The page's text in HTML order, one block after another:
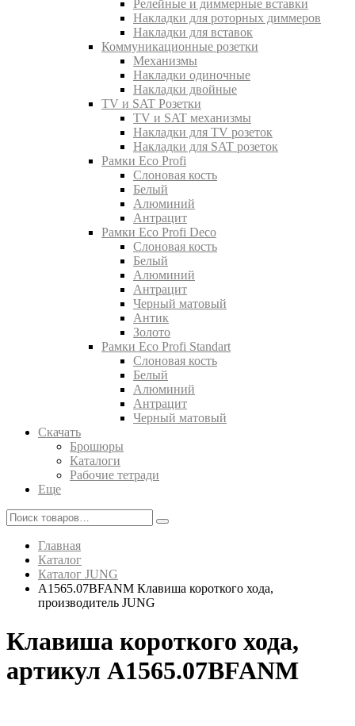
Релейные и диммерные вставки
Накладки для роторных диммеров
Накладки для вставок
Коммуникационные розетки
Механизмы
Накладки одиночные
Накладки двойные
TV и SAT Розетки
TV и SAT механизмы
Накладки для TV розеток
Накладки для SAT розеток
Рамки Eco Profi
Слоновая кость
Белый
Алюминий
Антрацит
Рамки Eco Profi Deco
Слоновая кость
Белый
Алюминий
Антрацит
Черный матовый
Антик
Золото
Рамки Eco Profi Standart
Слоновая кость
Белый
Алюминий
Антрацит
Черный матовый
Скачать
Брошюры
Каталоги
Рабочие тетради
Еще
Главная
Каталог
Каталог JUNG
A1565.07BFANM Клавиша короткого хода,
производитель JUNG
Клавиша короткого хода,
артикул A1565.07BFANM